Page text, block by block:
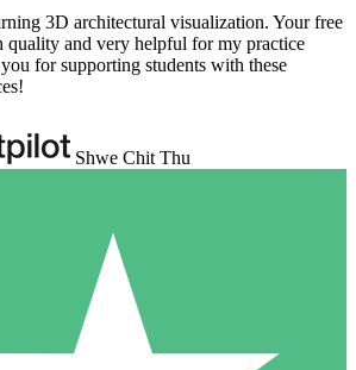
3D architectural visualization. Your free
quality and very helpful for my practice
for supporting students with these
Shwe Chit Thu